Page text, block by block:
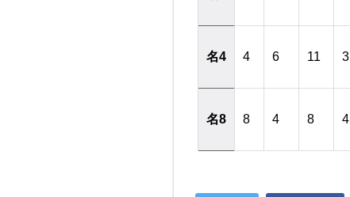
名4 4 6 11
名8 8 4 8